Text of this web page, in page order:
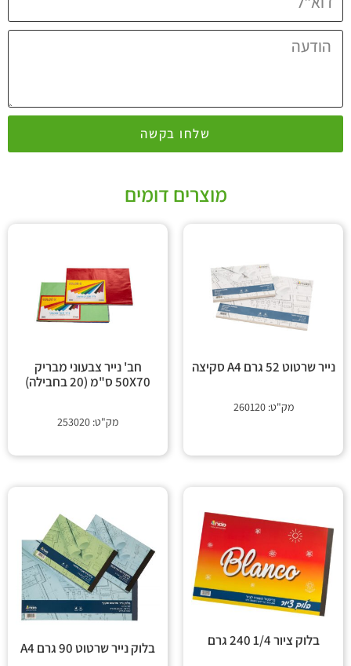
שלחו בקשה
מוצרים דומים
נייר שרטוט 52 גרם A4 סקיצה
מק"ט: 260120
חב' נייר צבעוני מבריק
50X70 ס"מ (20 בחבילה)
מק"ט: 253020
בלוק ציור 1/4 240 גרם בלוק נייר שרטוט 90 גרם A4